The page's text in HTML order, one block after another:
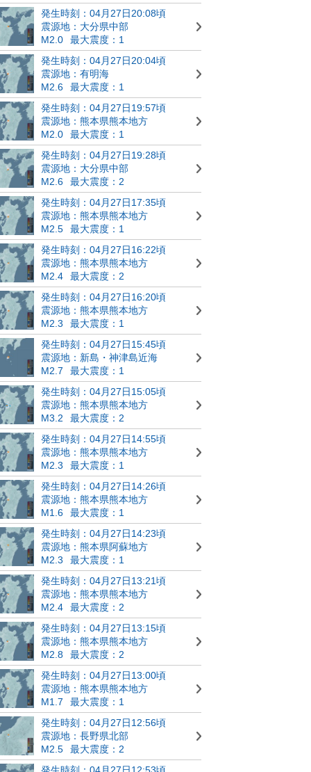
発生時刻：04月27日20:08頃
震源地：大分県中部
M2.0
最大震度：1
発生時刻：04月27日20:04頃
震源地：有明海
M2.6
最大震度：1
発生時刻：04月27日19:57頃
震源地：熊本県熊本地方
M2.0
最大震度：1
発生時刻：04月27日19:28頃
震源地：大分県中部
M2.6
最大震度：2
発生時刻：04月27日17:35頃
震源地：熊本県熊本地方
M2.5
最大震度：1
発生時刻：04月27日16:22頃
震源地：熊本県熊本地方
M2.4
最大震度：2
発生時刻：04月27日16:20頃
震源地：熊本県熊本地方
M2.3
最大震度：1
発生時刻：04月27日15:45頃
震源地：新島・神津島近海
M2.7
最大震度：1
発生時刻：04月27日15:05頃
震源地：熊本県熊本地方
M3.2
最大震度：2
発生時刻：04月27日14:55頃
震源地：熊本県熊本地方
M2.3
最大震度：1
発生時刻：04月27日14:26頃
震源地：熊本県熊本地方
M1.6
最大震度：1
発生時刻：04月27日14:23頃
震源地：熊本県阿蘇地方
M2.3
最大震度：1
発生時刻：04月27日13:21頃
震源地：熊本県熊本地方
M2.4
最大震度：2
発生時刻：04月27日13:15頃
震源地：熊本県熊本地方
M2.8
最大震度：2
発生時刻：04月27日13:00頃
震源地：熊本県熊本地方
M1.7
最大震度：1
発生時刻：04月27日12:56頃
震源地：長野県北部
M2.5
最大震度：2
発生時刻：04月27日12:53頃